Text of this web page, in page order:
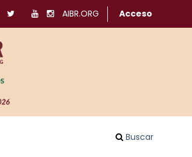
AIBR.ORG Acceso
Buscar